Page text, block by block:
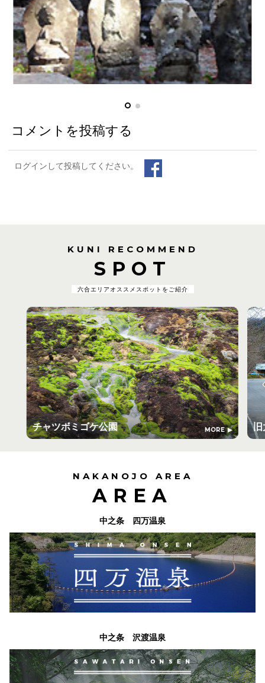
コメントを投稿する
ログインして投稿してください。
KUNI RECOMMEND
SPOT
六合エリアオススメスポットをご紹介
チャツボミゴケ公園 MORE 旧
NAKANOJO AREA
AREA
中之条 四万温泉
中之条 沢渡温泉